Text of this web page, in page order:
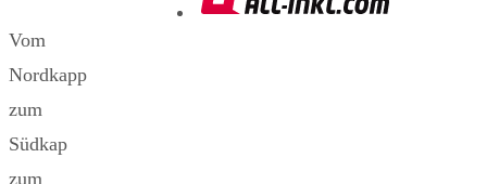
Vom
Nordkapp
zum
Südkap
zum